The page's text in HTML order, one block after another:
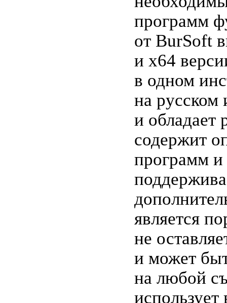
программ
от BurSoft
и x64
в одном
на русском
и обладает
содержит
программ и
является
не
и может
на любой
использует